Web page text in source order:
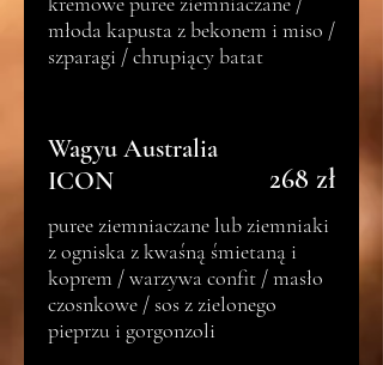
młoda kapusta z bekonem i miso /
szparagi / chrupiący batat
Wagyu Australia
ICON
puree ziemniaczane lub ziemniaki
z ogniska z kwaśną śmietaną i
koprem / warzywa confit / masło
czosnkowe / sos z zielonego
pieprzu i gorgonzoli
268 zł